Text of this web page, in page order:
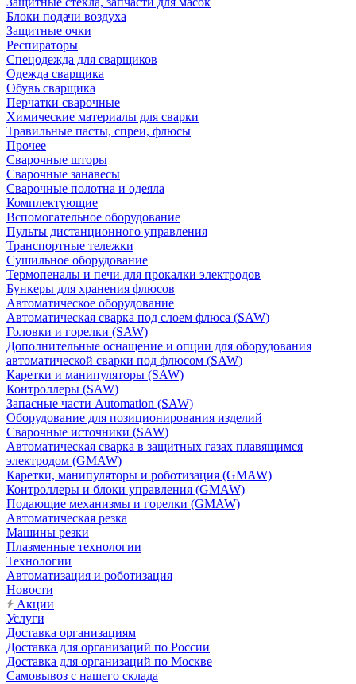
Блоки подачи воздуха
Защитные очки
Респираторы
Спецодежда для сварщиков
Одежда сварщика
Обувь сварщика
Перчатки сварочные
Химические материалы для сварки
Травильные пасты, спреи, флюсы
Прочее
Сварочные шторы
Сварочные занавесы
Сварочные полотна и одеяла
Комплектующие
Вспомогательное оборудование
Пульты дистанционного управления
Транспортные тележки
Сушильное оборудование
Термопеналы и печи для прокалки электродов
Бункеры для хранения флюсов
Автоматическое оборудование
Автоматическая сварка под слоем флюса (SAW)
Головки и горелки (SAW)
Дополнительные оснащение и опции для оборудования
автоматической сварки под флюсом (SAW)
Каретки и манипуляторы (SAW)
Контроллеры (SAW)
Запасные части Automation (SAW)
Оборудование для позиционирования изделий
Сварочные источники (SAW)
Автоматическая сварка в защитных газах плавящимся
электродом (GMAW)
Каретки, манипуляторы и роботизация (GMAW)
Контроллеры и блоки управления (GMAW)
Подающие механизмы и горелки (GMAW)
Автоматическая резка
Машины резки
Плазменные технологии
Технологии
Автоматизация и роботизация
Новости
Акции
Услуги
Доставка организациям
Доставка для организаций по России
Доставка для организаций по Москве
Самовывоз с нашего склада